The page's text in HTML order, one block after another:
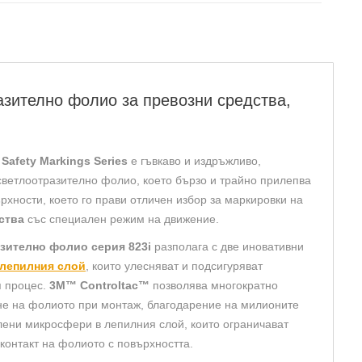
фолио за превозни средства,
Markings Series е гъвкаво и издръжливо,
фолио, което бързо и трайно прилепва
което го прави отличен избор за маркировки на
със специален режим на движение.
фолио серия 823i разполага с две иновативни
слой , които улесняват и подсигуряват
процес. 3M™ Controltac™ позволява многократно
на фолиото при монтаж, благодарение на милионите
микросфери в лепилния слой, които ограничават
на фолиото с повърхността.